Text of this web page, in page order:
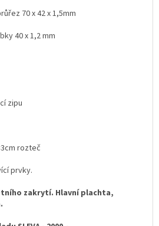
70 x 42 x 1,5mm
40 x 1,2 mm
zipu
rozteč
prvky.
zakrytí. Hlavní plachta,